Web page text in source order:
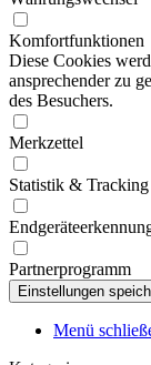
Komfortfunktionen
Diese Cookies
ansprechender zu
des Besuchers.
Merkzettel
Statistik & Tracking
Partnerprogramm
Menü